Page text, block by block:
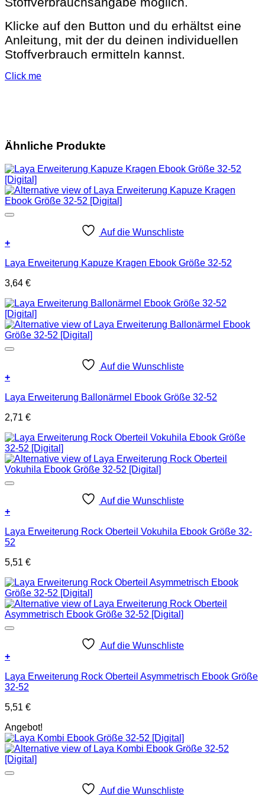
Klicke auf den Button und du erhältst eine
Anleitung, mit der du deinen individuellen
Stoffverbrauch ermitteln kannst.
Click me
Ähnliche Produkte
Auf die Wunschliste
+
Laya Erweiterung Kapuze Kragen Ebook Größe 32-52
3,64 €
Auf die Wunschliste
+
Laya Erweiterung Ballonärmel Ebook Größe 32-52
2,71 €
Auf die Wunschliste
+
Laya Erweiterung Rock Oberteil Vokuhila Ebook Größe 32-
52
5,51 €
Auf die Wunschliste
+
Laya Erweiterung Rock Oberteil Asymmetrisch Ebook Größe
32-52
5,51 €
Angebot!
Auf die Wunschliste